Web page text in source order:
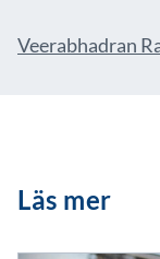
Veerabhadran
Läs mer